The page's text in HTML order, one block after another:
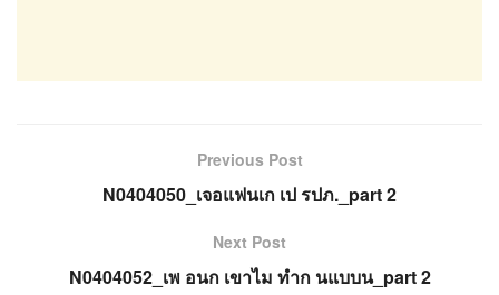
Previous Post
N0404050_เจอแฟนเก เป รปภ._part 2
Next Post
N0404052_เพ อนก เขาไม ทำก นแบบน_part 2